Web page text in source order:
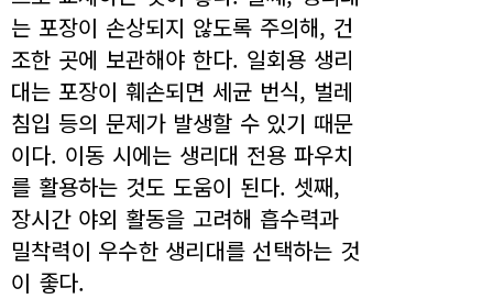
는 포장이 손상되지 않도록 주의해, 건
조한 곳에 보관해야 한다. 일회용 생리
대는 포장이 훼손되면 세균 번식, 벌레
침입 등의 문제가 발생할 수 있기 때문
이다. 이동 시에는 생리대 전용 파우치
를 활용하는 것도 도움이 된다. 셋째,
장시간 야외 활동을 고려해 흡수력과
밀착력이 우수한 생리대를 선택하는 것
이 좋다.